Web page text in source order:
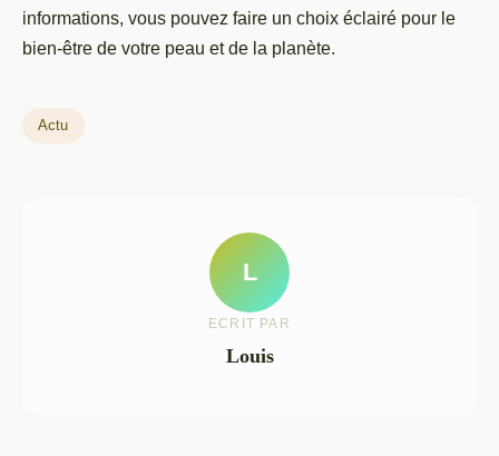
informations, vous pouvez faire un choix éclairé pour le
bien-être de votre peau et de la planète.
Actu
L
ECRIT PAR
Louis